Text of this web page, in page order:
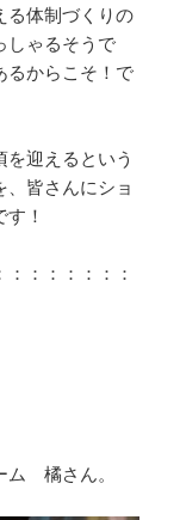
る体制づくりの
しゃるそうで
るからこそ！で
迎えるという
皆さんにショ
！
：：：：：：
ム 橘さん。